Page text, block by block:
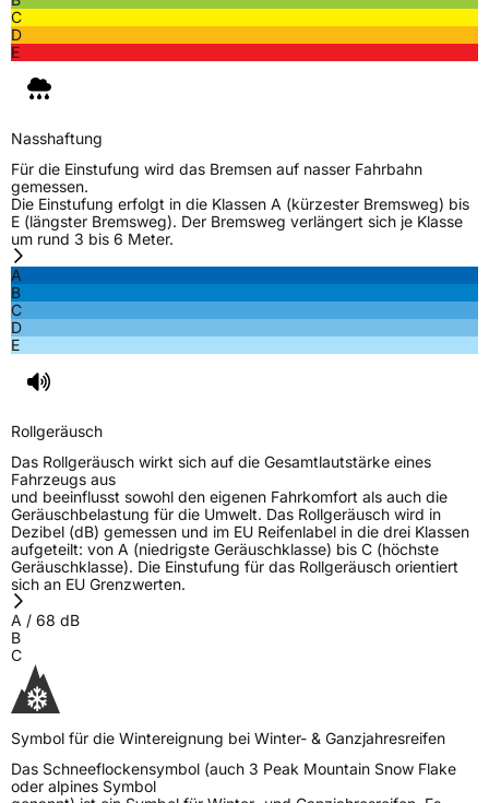
C
D
E
Nasshaftung
Für die Einstufung wird das Bremsen auf nasser Fahrbahn
gemessen.
Die Einstufung erfolgt in die Klassen A (kürzester Bremsweg) bis
E (längster Bremsweg). Der Bremsweg verlängert sich je Klasse
um rund 3 bis 6 Meter.
A
B
C
D
E
Rollgeräusch
Das Rollgeräusch wirkt sich auf die Gesamtlautstärke eines
Fahrzeugs aus
und beeinflusst sowohl den eigenen Fahrkomfort als auch die
Geräuschbelastung für die Umwelt. Das Rollgeräusch wird in
Dezibel (dB) gemessen und im EU Reifenlabel in die drei Klassen
aufgeteilt: von A (niedrigste Geräuschklasse) bis C (höchste
Geräuschklasse). Die Einstufung für das Rollgeräusch orientiert
sich an EU Grenzwerten.
A / 68 dB
B
C
Symbol für die Wintereignung bei Winter- & Ganzjahresreifen
Das Schneeflockensymbol (auch 3 Peak Mountain Snow Flake
oder alpines Symbol